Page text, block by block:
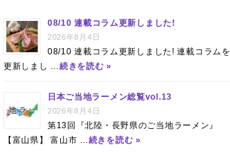
08/10 連載コラム更新しました!
2026年8月4日
08/10 連載コラム更新しました! 連載コラムを
更新しまし …続きを読む »
日本ご当地ラーメン総覧vol.13
2026年8月4日
第13回『北陸・長野県のご当地ラーメン』
【富山県】 富山市 …続きを読む »